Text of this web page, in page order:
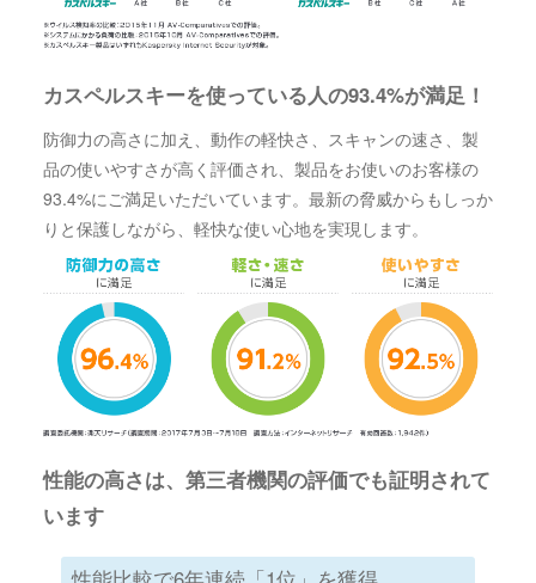
カスペルスキーを使っている人の93.4%が満足！
防御力の高さに加え、動作の軽快さ、スキャンの速さ、製
品の使いやすさが高く評価され、製品をお使いのお客様の
93.4%にご満足いただいています。最新の脅威からもしっか
りと保護しながら、軽快な使い心地を実現します。
性能の高さは、第三者機関の評価でも証明されて
います